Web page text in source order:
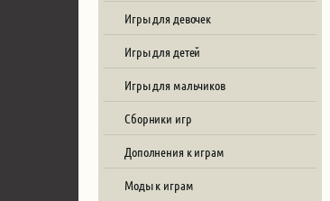
Игры для девочек
Игры для детей
Игры для мальчиков
Сборники игр
Дополнения к играм
Моды к играм